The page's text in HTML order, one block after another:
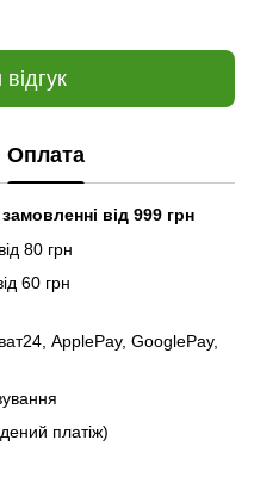
Оплата
від 999 грн
80 грн
60 грн
ApplePay, GooglePay,
платіж)